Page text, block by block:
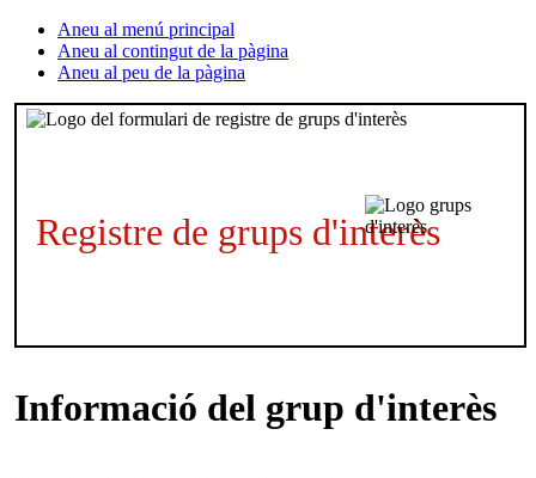
Aneu al menú principal
Aneu al contingut de la pàgina
Aneu al peu de la pàgina
Registre de grups d'interès
Informació del grup d'interès